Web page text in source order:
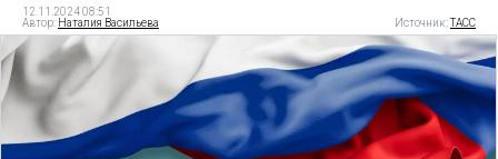
12.11.2024 08:51
Автор: Наталия Васильева Источник:ТАСС